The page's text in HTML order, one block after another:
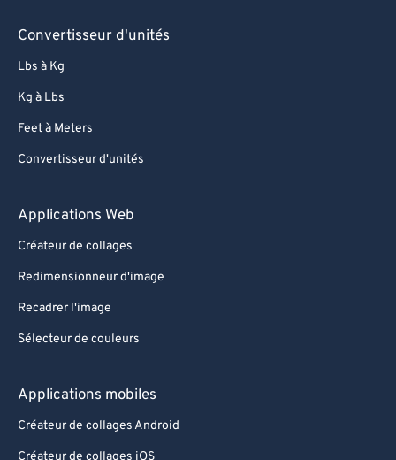
Convertisseur d'unités
Lbs à Kg
Kg à Lbs
Feet à Meters
Convertisseur d'unités
Applications Web
Créateur de collages
Redimensionneur d'image
Recadrer l'image
Sélecteur de couleurs
Applications mobiles
Créateur de collages Android
Créateur de collages iOS